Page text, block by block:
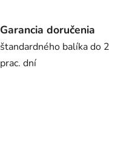
Garancia doručenia
štandardného balíka do 2
prac. dní